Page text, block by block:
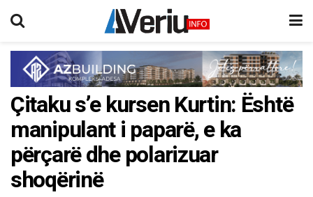
Çitaku s’e kursen Kurtin: Është
manipulant i paparë, e ka
përçarë dhe polarizuar
shoqërinë